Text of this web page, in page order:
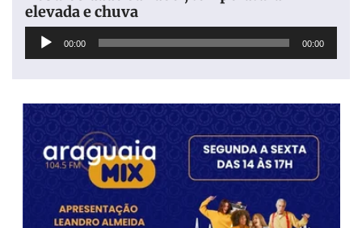
elevada e chuva
Tocador
00:00 00:00